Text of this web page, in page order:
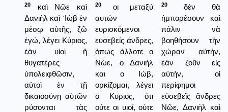
20
καὶ Νῶε καὶ
Δανιὴλ καὶ ᾿Ιὼβ ἐν
μέσῳ αὐτῆς, ζῶ
ἐγώ, λέγει Κύριος,
ἐὰν υἱοὶ ἢ
θυγατέρες
ὑπολειφθῶσιν,
αὐτοὶ ἐν τῇ
δικαιοσύνῃ αὐτῶν
ρύσονται τὰς
20
οι μεταξύ
αυτών
ευρισκόμενοι
ευσεβείς άνδρες,
όπως άλλοτε ο
Νώε, ο Δανιήλ
και ο Ιώβ,
ορκίζομαι, λέγει
ο Κυριος, ότι
ούτε οι υιοί, ούτε
20
δὲν θὰ
ἠμπορέσουν καὶ
πάλιν νὰ
βοηθήσουν τὴν
χώραν αὐτήν,
ἐὰν ζοῦν εἰς
αὐτήν, οἱ
περίφημοι
εὐσεβεῖς ἄνδρες
Νῶε, Δανιὴλ καὶ